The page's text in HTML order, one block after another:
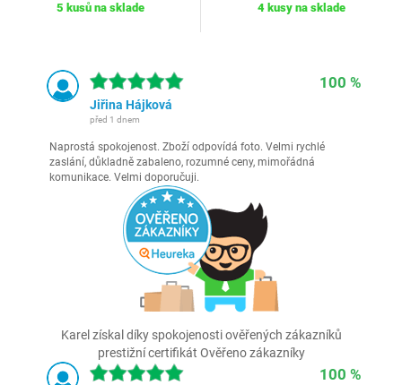
5 kusů na sklade 4 kusy na sklade
100 %
Jiřina Hájková
před 1 dnem
Naprostá spokojenost. Zboží odpovídá foto. Velmi rychlé
zaslání, důkladně zabaleno, rozumné ceny, mimořádná
komunikace. Velmi doporučuji.
Karel získal díky spokojenosti ověřených zákazníků
prestižní certifikát Ověřeno zákazníky
100 %